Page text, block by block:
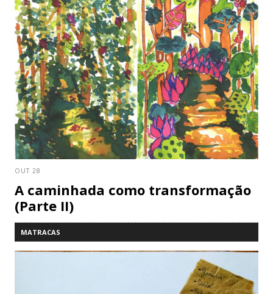
OUT 28
A caminhada como transformação
(Parte II)
MATRACAS